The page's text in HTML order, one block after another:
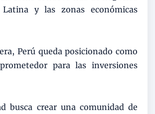
y las zonas económicas
Perú queda posicionado como
para las inversiones
busca crear una comunidad de